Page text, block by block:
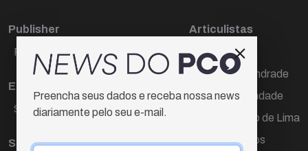
Publisher
Paulo Cesar de Oliveira
Editora Chefe
Sueli Cotta
Sub-editora
Articulistas
Décio Freire
Dr Marcos Andrade
Hamilton Trindade
Igor Carvalho de Lima
Mario Campos
Preencha seus dados e receba nossa news
diariamente pelo seu e-mail.